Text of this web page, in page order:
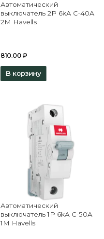
Автоматический
выключатель 2P 6kA C-40A
2M Havells
810.00 ₽
В корзину
Автоматический
выключатель 1P 6kA C-50A
1M Havells